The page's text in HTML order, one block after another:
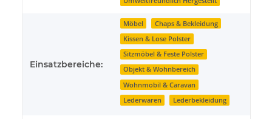
Einsatzbereiche:
Möbel
Chaps & Bekleidung
Kissen & Lose Polster
Sitzmöbel & Feste Polster
Objekt & Wohnbereich
Wohnmobil & Caravan
Lederwaren
Lederbekleidung